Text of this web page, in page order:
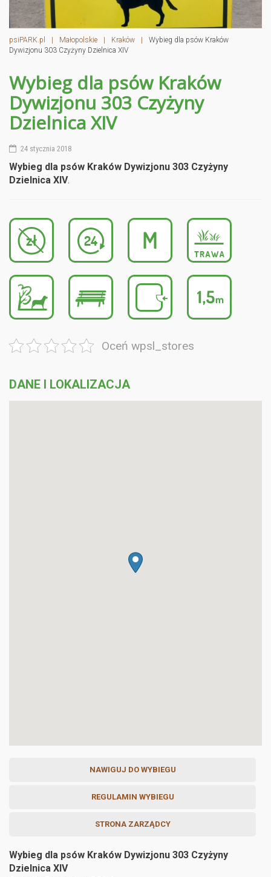
psiPARK.pl | Małopolskie | Kraków |
Wybieg dla psów Kraków
Dywizjonu 303 Czyżyny Dzielnica XIV
Wybieg dla psów Kraków
Dywizjonu 303 Czyżyny
Dzielnica XIV
24 stycznia 2018
Wybieg dla psów Kraków Dywizjonu 303 Czyżyny
Dzielnica XIV.
Oceń wpsl_stores
DANE I LOKALIZACJA
NAWIGUJ DO WYBIEGU
REGULAMIN WYBIEGU
STRONA ZARZĄDCY
Wybieg dla psów Kraków Dywizjonu 303 Czyżyny
Dzielnica XIV